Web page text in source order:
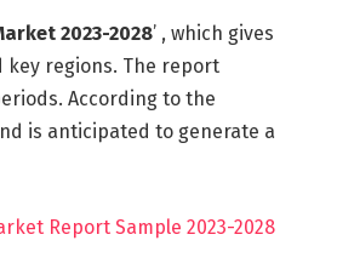
2023-2028’ , which gives
regions. The report
According to the
is anticipated to generate a
Report Sample 2023-2028